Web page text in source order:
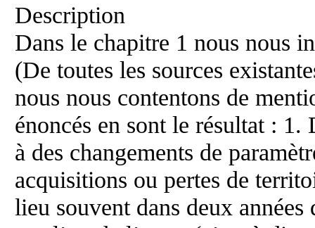
Description
Dans le chapitre 1 nous nous
(De toutes les sources
nous nous contentons de
énoncés en sont le résultat : 1.
à des changements de
acquisitions ou pertes de
lieu souvent dans deux